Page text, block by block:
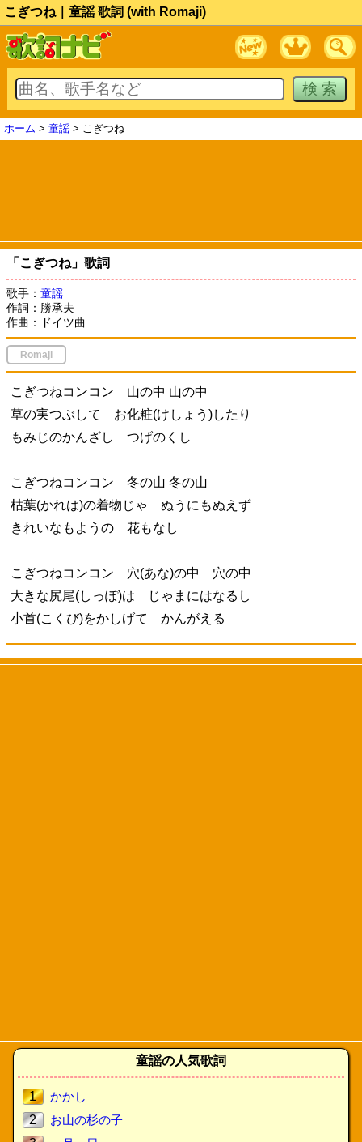
こぎつね｜童謡 歌詞 (with Romaji)
ホーム > 童謡 > こぎつね
「こぎつね」歌詞
歌手： 童謡
作詞：勝承夫
作曲：ドイツ曲
Romaji
こぎつねコンコン 山の中 山の中
草の実つぶして お化粧(けしょう)したり
もみじのかんざし つげのくし
こぎつねコンコン 冬の山 冬の山
枯葉(かれは)の着物じゃ ぬうにもぬえず
きれいなもようの 花もなし
こぎつねコンコン 穴(あな)の中 穴の中
大きな尻尾(しっぽ)は じゃまにはなるし
小首(こくび)をかしげて かんがえる
童謡の人気歌詞
1
かかし
2
お山の杉の子